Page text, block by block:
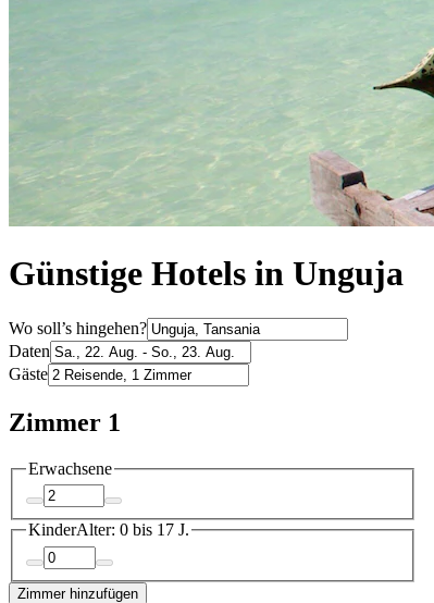
Günstige Hotels in Unguja
Wo soll’s hingehen?
Daten
Gäste
Zimmer 1
Erwachsene
KinderAlter: 0 bis 17 J.
Zimmer hinzufügen